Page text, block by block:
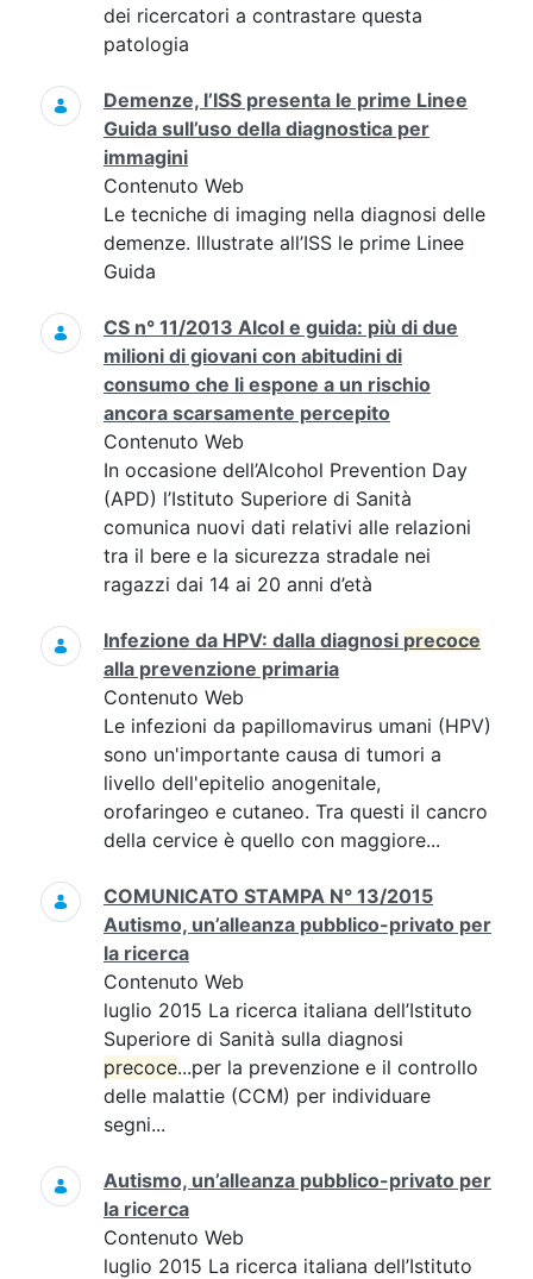
dei ricercatori a contrastare questa
patologia
Demenze, l’ISS presenta le prime Linee
Guida sull’uso della diagnostica per
immagini
Contenuto Web
Le tecniche di imaging nella diagnosi delle
demenze. Illustrate all’ISS le prime Linee
Guida
CS n° 11/2013 Alcol e guida: più di due
milioni di giovani con abitudini di
consumo che li espone a un rischio
ancora scarsamente percepito
Contenuto Web
In occasione dell’Alcohol Prevention Day
(APD) l’Istituto Superiore di Sanità
comunica nuovi dati relativi alle relazioni
tra il bere e la sicurezza stradale nei
ragazzi dai 14 ai 20 anni d’età
Infezione da HPV: dalla diagnosi precoce
alla prevenzione primaria
Contenuto Web
Le infezioni da papillomavirus umani (HPV)
sono un'importante causa di tumori a
livello dell'epitelio anogenitale,
orofaringeo e cutaneo. Tra questi il cancro
della cervice è quello con maggiore...
COMUNICATO STAMPA N° 13/2015
Autismo, un’alleanza pubblico-privato per
la ricerca
Contenuto Web
luglio 2015 La ricerca italiana dell’Istituto
Superiore di Sanità sulla diagnosi
precoce...per la prevenzione e il controllo
delle malattie (CCM) per individuare
segni...
Autismo, un’alleanza pubblico-privato per
la ricerca
Contenuto Web
luglio 2015 La ricerca italiana dell’Istituto